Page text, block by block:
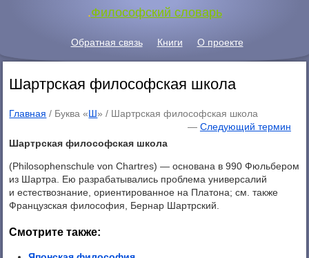
.Философский словарь
Обратная связь Книги О проекте
Шартрская философская школа
Главная / Буква «Ш» / Шартрская философская школа
— Следующий термин
Шартрская философская школа
(Philosophenschule von Chartres) — основана в 990 Фюльбером
из Шартра. Ею разрабатывались проблема универсалий
и естествознание, ориентированное на Платона; см. также
Французская философия, Бернар Шартрский.
Смотрите также: